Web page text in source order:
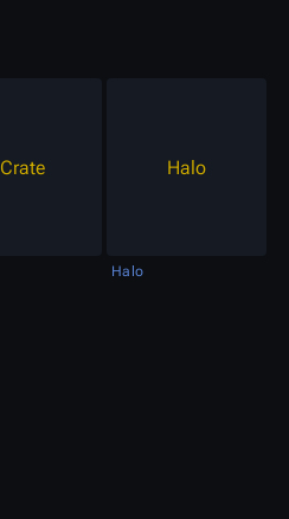
Crate Halo
Halo